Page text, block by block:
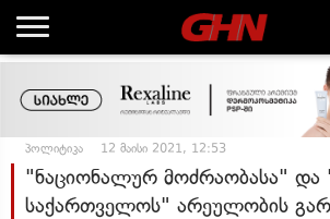
პოლიტიკა 12 მაისი 2021, 12:53
"ნაციონალურ მოძრაობასა"
საქართველოს" არეულობის